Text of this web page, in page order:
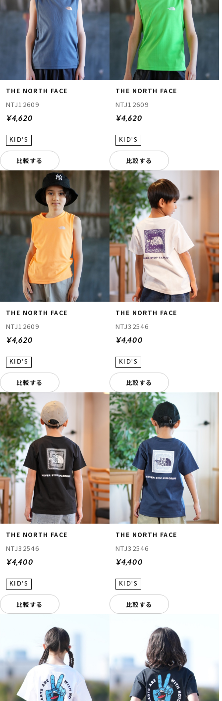
THE NORTH FACE
NTJ12609
¥4,620
比較する
THE NORTH FACE
NTJ12609
¥4,620
比較する
THE NORTH FACE
NTJ12609
¥4,620
比較する
THE NORTH FACE
NTJ32546
¥4,400
比較する
THE NORTH FACE
NTJ32546
¥4,400
比較する
THE NORTH FACE
NTJ32546
¥4,400
比較する